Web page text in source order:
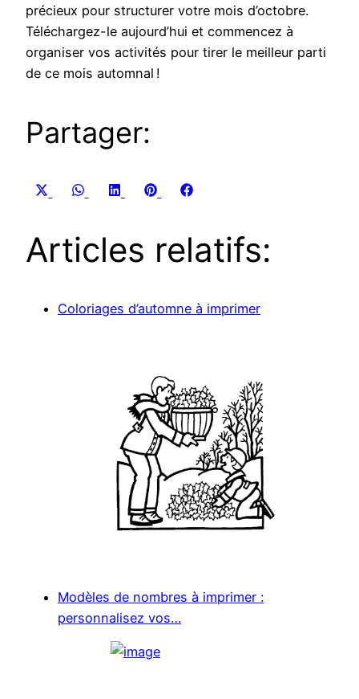
précieux pour structurer votre mois d’octobre.
Téléchargez-le aujourd’hui et commencez à
organiser vos activités pour tirer le meilleur parti
de ce mois automnal !
Partager:
Share
Share
WhatsApp
Share
LinkedInShare
Pinterest
Share
Articles relatifs:
Coloriages d’automne à imprimer
Modèles de nombres à imprimer :
personnalisez vos…